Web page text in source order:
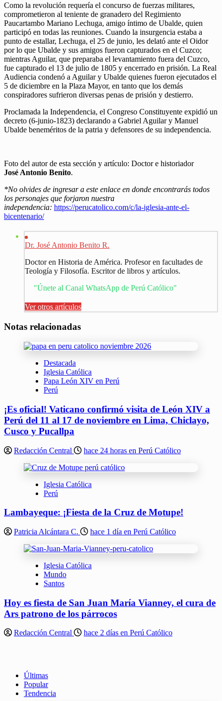
Como la revolución requería el concurso de fuerzas militares,
comprometieron al teniente de granadero del Regimiento
Paucartambo Mariano Lechuga, amigo íntimo de Ubalde, quien
participó en todas las reuniones. Cuando la insurgencia estaba a
punto de estallar, Lechuga, el 25 de junio, les delató ante el Oidor
por lo que Ubalde y sus amigos fueron capturados en el Cuzco;
mientras Aguilar, que preparaba el levantamiento fuera del Cuzco,
fue capturado el 13 de julio de 1805 y encerrado en prisión. La Real
Audiencia condenó a Aguilar y Ubalde quienes fueron ejecutados el
5 de diciembre en la Plaza Mayor, en tanto que los demás
conspiradores sufrieron diversas penas de prisión y destierro.
Proclamada la Independencia, el Congreso Constituyente expidió un
decreto (6-junio-1823) declarando a Gabriel Aguilar y Manuel
Ubalde beneméritos de la patria y defensores de su independencia.
Foto del autor de esta sección y artículo: Doctor e historiador
José Antonio Benito.
*No olvides de ingresar a este enlace en donde encontrarás todos
los personajes que forjaron nuestra
independencia: https://perucatolico.com/c/la-iglesia-ante-el-
bicentenario/
Dr. José Antonio Benito R.
Doctor en Historia de América. Profesor en facultades de
Teología y Filosofía. Escritor de libros y artículos.
"Únete al Canal WhatsApp de Perú Católico"
Ver otros artículos
Notas relacionadas
Destacada
Iglesia Católica
Papa León XIV en Perú
Perú
¡Es oficial! Vaticano confirmó visita de León XIV a
Perú del 11 al 17 de noviembre en Lima, Chiclayo,
Cusco y Pucallpa
Redacción Central hace 24 horas en Perú Católico
Iglesia Católica
Perú
Lambayeque: ¡Fiesta de la Cruz de Motupe!
Patricia Alcántara C. hace 1 día en Perú Católico
Iglesia Católica
Mundo
Santos
Hoy es fiesta de San Juan María Vianney, el cura de
Ars patrono de los párrocos
Redacción Central hace 2 días en Perú Católico
Últimas
Popular
Tendencia